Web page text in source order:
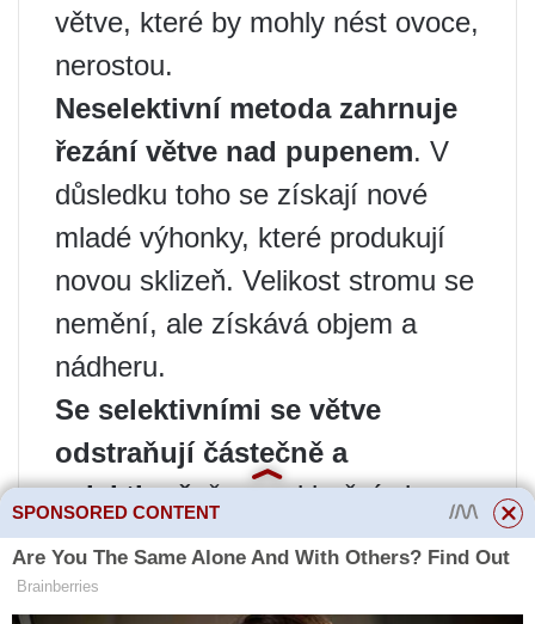
větve, které by mohly nést ovoce,
nerostou.
Neselektivní metoda zahrnuje
řezání větve nad pupenem. V
důsledku toho se získají nové
mladé výhonky, které produkují
novou sklizeň. Velikost stromu se
nemění, ale získává objem a
nádheru.
Se selektivními se větve
odstraňují částečně a
selektivně, řez nad bočními
větvemi. Tenké větve se nařežou
na pupeny. Strom zhoustne a
SPONSORED CONTENT